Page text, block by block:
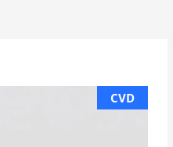
CVD